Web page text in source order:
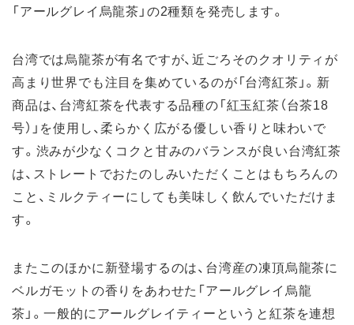
「アールグレイ烏龍茶」の2種類を発売します。
台湾では烏龍茶が有名ですが、近ごろそのクオリティが
高まり世界でも注目を集めているのが「台湾紅茶」。新
商品は、台湾紅茶を代表する品種の「紅玉紅茶（台茶18
号）」を使用し、柔らかく広がる優しい香りと味わいで
す。渋みが少なくコクと甘みのバランスが良い台湾紅茶
は、ストレートでおたのしみいただくことはもちろんの
こと、ミルクティーにしても美味しく飲んでいただけま
す。
またこのほかに新登場するのは、台湾産の凍頂烏龍茶に
ベルガモットの香りをあわせた「アールグレイ烏龍
茶」。一般的にアールグレイティーというと紅茶を連想